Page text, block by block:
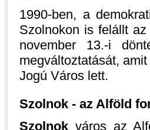
1990-ben, a
Szolnokon is felállt
november 13.-i
megváltoztatását,
Jogú Város lett.
Szolnok - az Alföld
Szolnok város az